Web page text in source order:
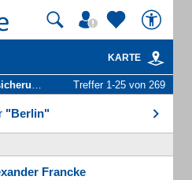
KARTE
Allianz Private Krankenversicherungs-AG in Berlin
Treffer 1-25 von 269
"Berlin"
Francke